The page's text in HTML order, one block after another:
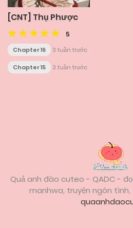
[CNT] Thụ Phược
5
Chapter 16 3 tuần trước
Chapter 15 3 tuần trước
Quả anh đào cuteo - QADC -
manhwa, truyện ngôn